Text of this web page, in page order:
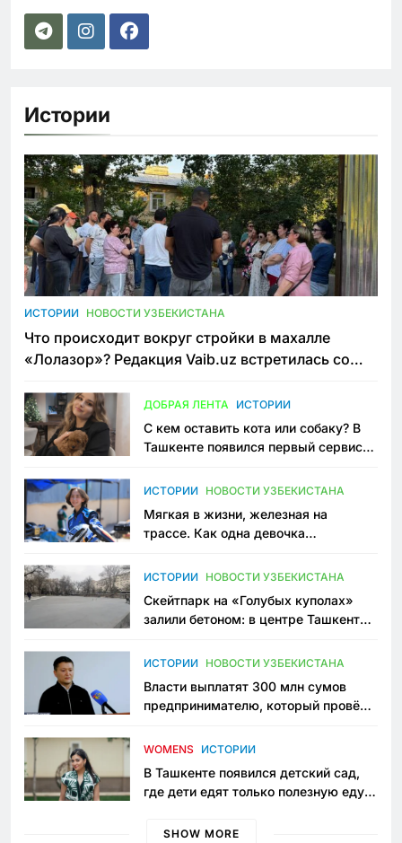
Истории
ИСТОРИИ НОВОСТИ УЗБЕКИСТАНА
Что происходит вокруг стройки в махалле
«Лолазор»? Редакция Vaib.uz встретилась со
ДОБРАЯ ЛЕНТА ИСТОРИИ
С кем оставить кота или собаку? В
Ташкенте появился первый сервис
ИСТОРИИ НОВОСТИ УЗБЕКИСТАНА
Мягкая в жизни, железная на
трассе. Как одна девочка
Узбекистане
ИСТОРИИ НОВОСТИ УЗБЕКИСТАНА
Скейтпарк на «Голубых куполах»
залили бетоном: в центре Ташкента
пространство
ИСТОРИИ НОВОСТИ УЗБЕКИСТАНА
Власти выплатят 300 млн сумов
предпринимателю, который провёл
приговору
WOMENS ИСТОРИИ
В Ташкенте появился детский сад,
где дети едят только полезную еду.
просить «кашу без сахара»
SHOW MORE